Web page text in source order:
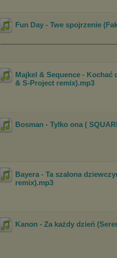
Fun Day - Twe spojrzenie
Majkel & Sequence - Kochać
& S-Project remix).mp3
Bosman - Tylko ona (
Bayera - Ta szalona
remix).mp3
Kanon - Za każdy dzień